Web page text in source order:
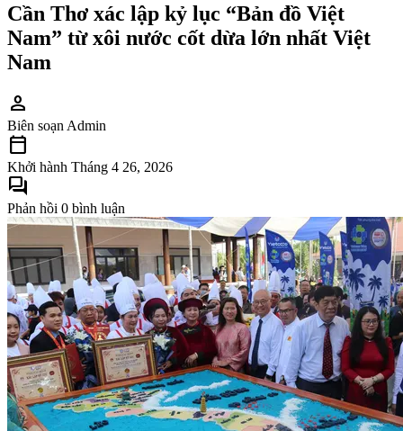
Cần Thơ xác lập kỷ lục “Bản đồ Việt
Nam” từ xôi nước cốt dừa lớn nhất Việt
Nam
person
Biên soạn Admin
calendar_today
Khởi hành Tháng 4 26, 2026
forum
Phản hồi 0 bình luận